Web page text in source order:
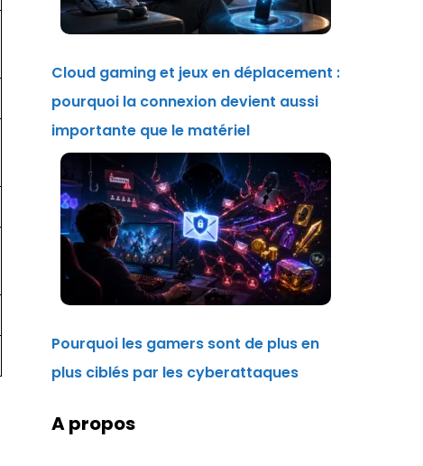
Cloud gaming et jeux en déplacement :
pourquoi la connexion devient aussi
importante que le matériel
Pourquoi les gamers sont de plus en
plus ciblés par les cyberattaques
A propos